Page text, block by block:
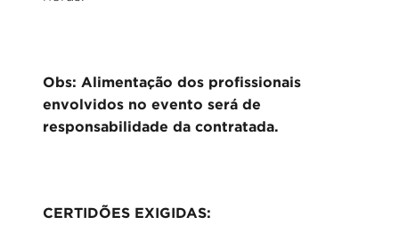
Obs: Alimentação dos profissionais
envolvidos no evento será de
responsabilidade da contratada.
CERTIDÕES EXIGIDAS: